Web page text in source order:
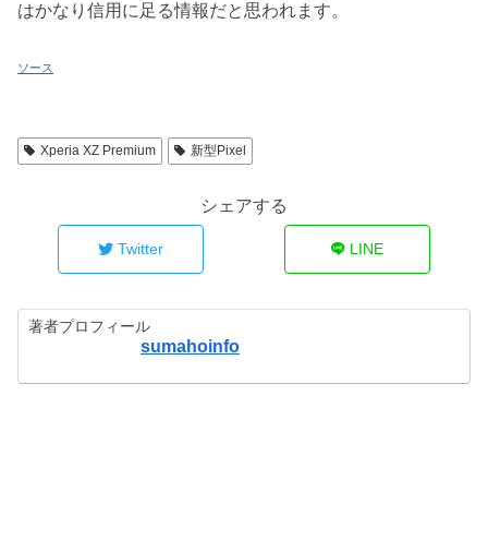
はかなり信用に足る情報だと思われます。
ソース
Xperia XZ Premium 新型Pixel
シェアする
Twitter LINE
著者プロフィール
sumahoinfo